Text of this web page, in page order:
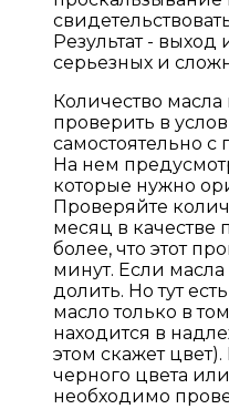
Результат - выход
серьезных и
Количество
проверить в
самостоятельно
На нем
которые нужно
Проверяйте
месяц в качестве
более, что этот
минут. Если масла
долить. Но тут
масло только в
находится в
этом скажет
черного цвета
необходимо